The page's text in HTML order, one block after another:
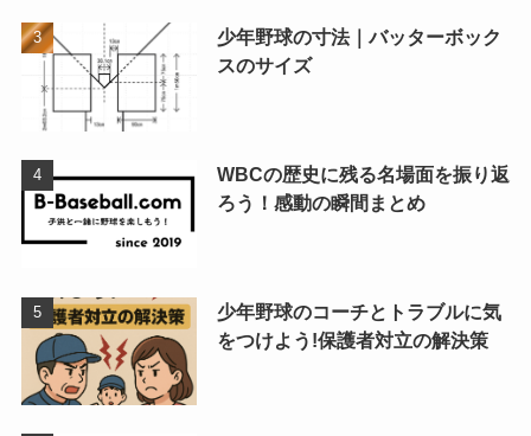
少年野球の寸法｜バッターボック
スのサイズ
WBCの歴史に残る名場面を振り返
ろう！感動の瞬間まとめ
少年野球のコーチとトラブルに気
をつけよう!保護者対立の解決策